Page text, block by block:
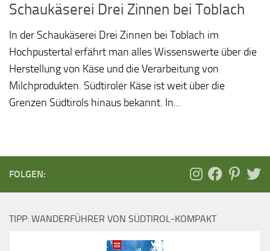
Schaukäserei Drei Zinnen bei Toblach
In der Schaukäserei Drei Zinnen bei Toblach im
Hochpustertal erfährt man alles Wissenswerte über die
Herstellung von Käse und die Verarbeitung von
Milchprodukten. Südtiroler Käse ist weit über die
Grenzen Südtirols hinaus bekannt. In...
FOLGEN:
TIPP: WANDERFÜHRER VON SÜDTIROL-KOMPAKT